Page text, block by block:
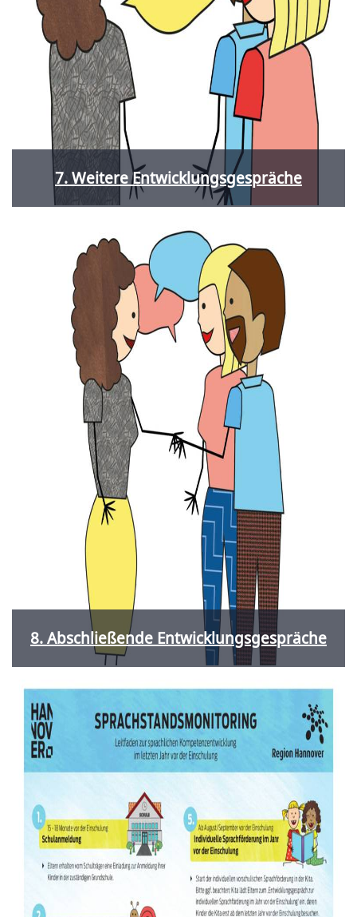
7. Weitere Entwicklungsgespräche
8. Abschließende Entwicklungsgespräche